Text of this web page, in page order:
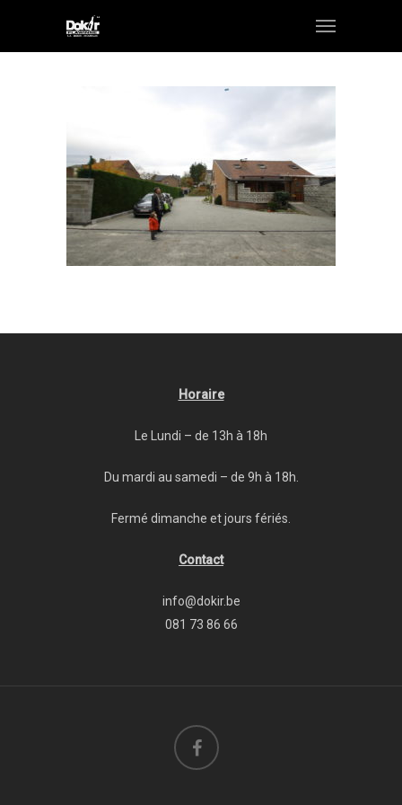
Horaire
Le Lundi – de 13h à 18h
Du mardi au samedi – de 9h à 18h.
Fermé dimanche et jours fériés.
Contact
info@dokir.be
081 73 86 66